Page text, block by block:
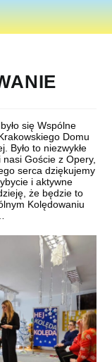
się Wspólne
Domu
Było to niezwykłe
Goście z Opery,
serca dziękujemy
i aktywne
że będzie to
Kolędowaniu